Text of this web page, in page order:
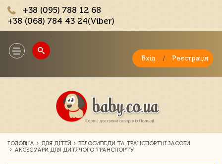
+38 (095) 788 12 68
+38 (068) 784 43 24(Viber)
Toggle
navigation
Вхід / Реєстрація
ГОЛОВНА ДЛЯ ДІТЕЙ
ВЕЛОСИПЕДИ ТА ТРАНСПОРТНІ ЗАСОБИ
АКСЕСУАРИ ДЛЯ ДИТЯЧОГО ТРАНСПОРТУ